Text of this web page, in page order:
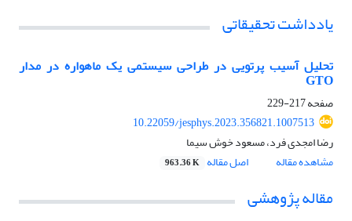
یادداشت تحقیقاتی
تحلیل آسیب پرتویی در طراحی سیستمی یک ماهواره در مدار
GTO
صفحه217-229
10.22059/jesphys.2023.356821.1007513
رضا امجدی فرد، مسعود خوش سیما
مشاهده مقاله
اصل مقاله 963.36 K
مقاله پژوهشی